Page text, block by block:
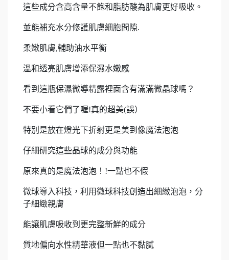
這些成分含高含量不飽和脂肪酸為肌膚更好吸收。
並能補充水分修護肌膚細胞間隙.
柔嫩肌膚,輔助油水平衡
溫和透亮肌膚增添保濕水嫩感
看到這瓶保濕微導精露裡面含有滿滿微晶球嗎？
不要小看它們了喔!真的超美(誤）
特別是放在燈光下折射更是美到像魔法泡泡
仔細研究這些晶球的成分與功能
原來真的是魔法泡泡！!一點也不假
微球導入科技，利用微球科技創造出細緻泡泡，分
子細緻親膚
能讓肌膚吸收到更完整新鮮的成分
質地偏向水性精華液但一點也不黏膩